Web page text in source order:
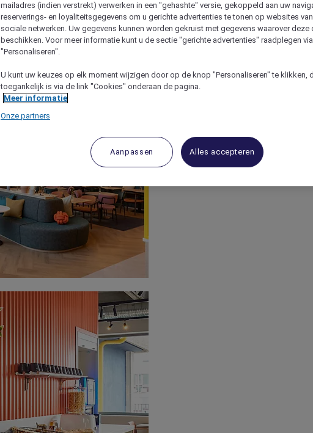
mailadres (indien verstrekt) verwerken in een "gehashte" versie, gekoppeld aan uw
reserverings- en loyaliteitsgegevens om u gerichte advertenties te tonen op websites
sociale netwerken. Uw gegevens kunnen worden gekruist met gegevens waarover deze
beschikken. Voor meer informatie kunt u de sectie "gerichte advertenties" raadplegen
"Personaliseren".
U kunt uw keuzes op elk moment wijzigen door op de knop "Personaliseren" te klikken,
toegankelijk is via de link "Cookies" onderaan de pagina.
Meer informatie
Onze partners
Aanpassen Alles accepteren